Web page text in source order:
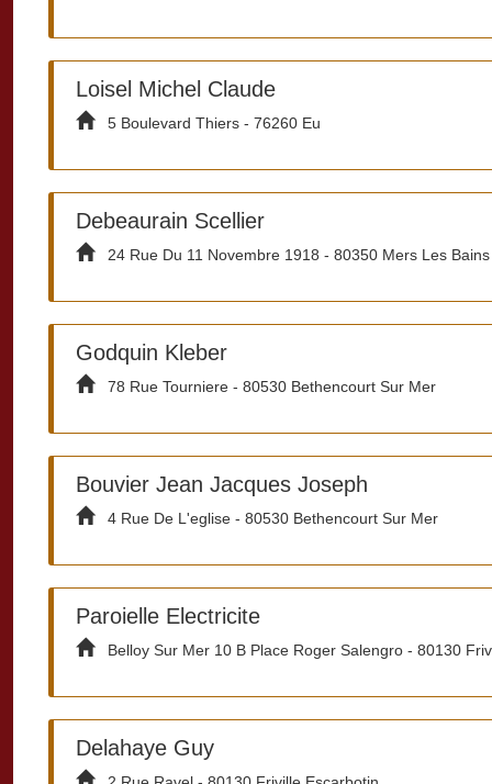
Loisel Michel Claude
5 Boulevard Thiers - 76260 Eu
Debeaurain Scellier
24 Rue Du 11 Novembre 1918 - 80350 Mers Les Bains
Godquin Kleber
78 Rue Tourniere - 80530 Bethencourt Sur Mer
Bouvier Jean Jacques Joseph
4 Rue De L'eglise - 80530 Bethencourt Sur Mer
Paroielle Electricite
Belloy Sur Mer 10 B Place Roger Salengro - 80130
Delahaye Guy